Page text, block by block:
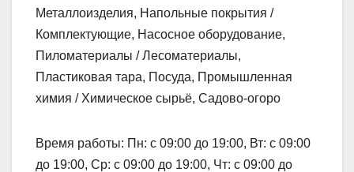
Металлоизделия, Напольные покрытия /
Комплектующие, Насосное оборудование,
Пиломатериалы / Лесоматериалы,
Пластиковая тара, Посуда, Промышленная
химия / Химическое сырьё, Садово-огоро
Время работы: Пн: с 09:00 до 19:00, Вт: с 09:00
до 19:00, Ср: с 09:00 до 19:00, Чт: с 09:00 до